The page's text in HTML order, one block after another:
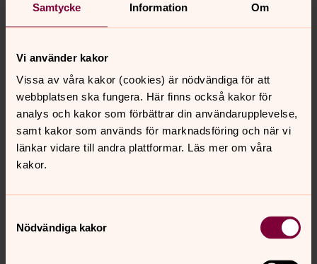
Samtycke Information Om
Vi använder kakor
Vissa av våra kakor (cookies) är nödvändiga för att
webbplatsen ska fungera. Här finns också kakor för
analys och kakor som förbättrar din användarupplevelse,
samt kakor som används för marknadsföring och när vi
länkar vidare till andra plattformar. Läs mer om våra
kakor.
Nödvändiga kakor